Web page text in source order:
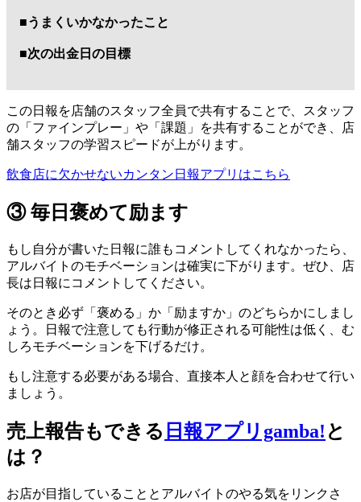
■うまくいかなかったこと
■次の出金日の目標
この日報を店舗のスタッフ全員で共有することで、スタッフ
の「ファインプレー」や「課題」を共有することができ、店
舗スタッフの学習スピードが上がります。
飲食店に欠かせないカンタン日報アプリはこちら
③ 毎日褒めて励ます
もし自分が書いた日報に誰もコメントしてくれなかったら、
アルバイトのモチベーションは確実に下がります。ぜひ、店
長は日報にコメントしてください。
そのとき必ず「褒める」か「励ますか」のどちらかにしまし
ょう。日報で注意しても行動が修正される可能性は低く、む
しろモチベーションを下げるだけ。
もし注意する必要がある場合、直接本人と顔を合わせて行い
ましょう。
売上報告もできる 日報アプリgamba! と
は？
お店が目指していることとアルバイトのやる気をリンクさ